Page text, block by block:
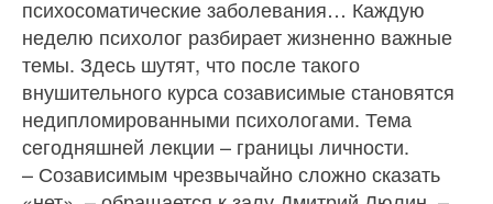
психосоматические заболевания… Каждую
неделю психолог разбирает жизненно важные
темы. Здесь шутят, что после такого
внушительного курса созависимые становятся
недипломированными психологами. Тема
сегодняшней лекции – границы личности.
– Созависимым чрезвычайно сложно сказать